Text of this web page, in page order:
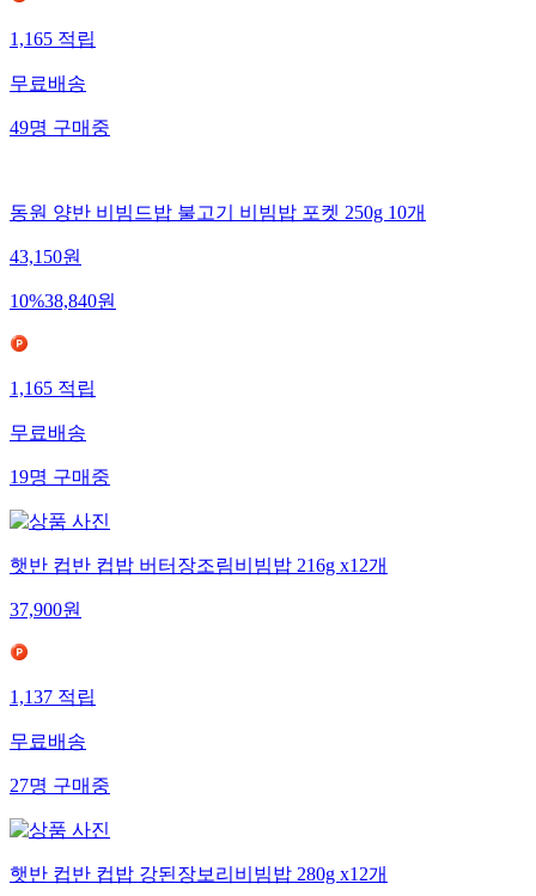
1,165적립
무료배송
49명구매중
동원 양반 비빔드밥 불고기 비빔밥 포켓 250g 10개
43,150원
10%38,840원
1,165적립
무료배송
19명구매중
햇반 컵반 컵밥 버터장조림비빔밥 216g x12개
37,900원
1,137적립
무료배송
27명구매중
햇반 컵반 컵밥 강된장보리비빔밥 280g x12개